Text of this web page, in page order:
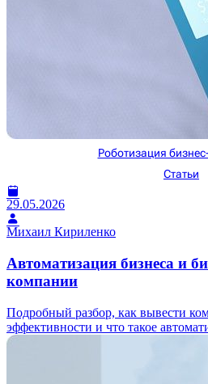
Роботизация
Статьи
29.05.2026
Михаил Кириленко
Автоматизация бизнеса и
компании
Подробный разбор, как вывести
эффективности и что такое